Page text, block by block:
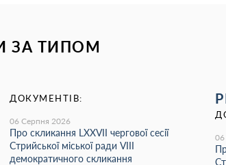
ЗА ТИПОМ
ДОКУМЕНТІВ:
06 Серпня 2026
Про скликання LХХVІІ чергової сесії
Стрийської міської ради VIII
демократичного скликання